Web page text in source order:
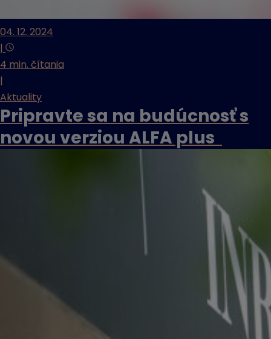
04. 12. 2024
|
4 min. čítania
|
Aktuality
Pripravte sa na budúcnosť s
novou verziou ALFA plus